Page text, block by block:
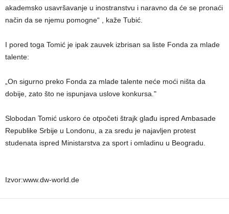
akademsko usavršavanje u inostranstvu i naravno da će se pronaći
način da se njemu pomogne“ , kaže Tubić.
I pored toga Tomić je ipak zauvek izbrisan sa liste Fonda za mlade
talente:
„On sigurno preko Fonda za mlade talente neće moći ništa da
dobije, zato što ne ispunjava uslove konkursa."
Slobodan Tomić uskoro će otpočeti štrajk glađu ispred Ambasade
Republike Srbije u Londonu, a za sredu je najavljen protest
studenata ispred Ministarstva za sport i omladinu u Beogradu.
Izvor:www.dw-world.de